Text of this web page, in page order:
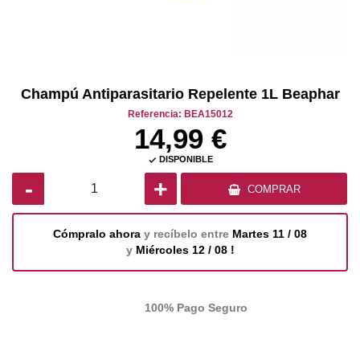
Champú Antiparasitario Repelente 1L Beaphar
Referencia: BEA15012
14,99 €
 DISPONIBLE
- + COMPRAR
Cómpralo ahora y recíbelo entre Martes 11 / 08
y Miércoles 12 / 08 !
100% Pago Seguro